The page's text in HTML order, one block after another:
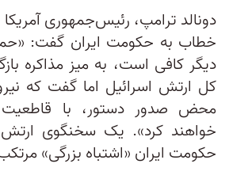
دونالد ترامپ، رئیس‌جمهوری
خطاب به حکومت ایران گفت:
دیگر کافی است، به میز مذاکره
کل ارتش اسرائیل اما گفت که
محض صدور دستور، با
خواهند کرد». یک سخنگوی ارتش
حکومت ایران «اشتباه بزرگی»